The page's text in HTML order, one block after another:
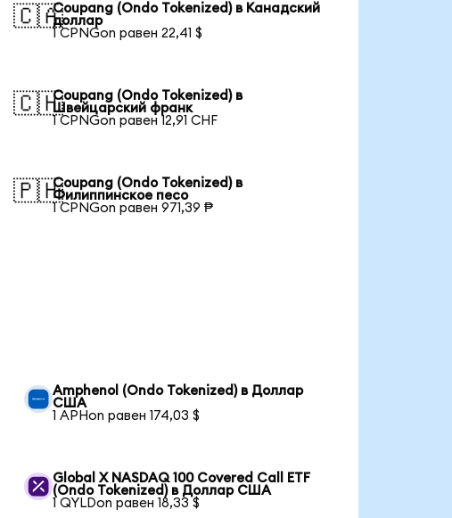
🇨🇦Coupang (Ondo Tokenized) в Канадский
доллар
1 CPNGon равен 22,41 $
🇨🇭Coupang (Ondo Tokenized) в
Швейцарский франк
1 CPNGon равен 12,91 CHF
🇵🇭Coupang (Ondo Tokenized) в
Филиппинское песо
1 CPNGon равен 971,39 ₱
Amphenol (Ondo Tokenized) в Доллар
США
1 APHon равен 174,03 $
Global X NASDAQ 100 Covered Call ETF
(Ondo Tokenized) в Доллар США
1 QYLDon равен 18,33 $